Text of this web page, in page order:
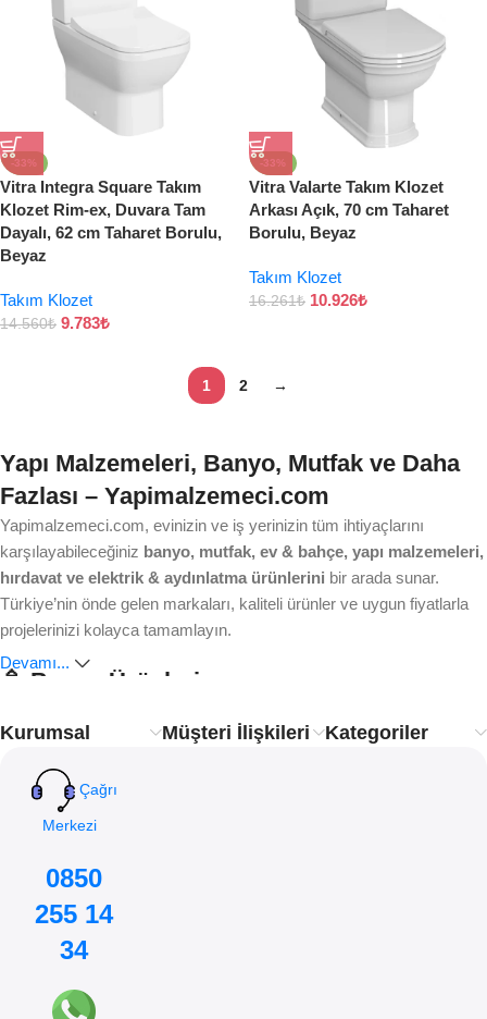
-33%
Vitra Integra Square Takım
Klozet Rim-ex, Duvara Tam
Dayalı, 62 cm Taharet Borulu,
Beyaz
Takım Klozet
14.560₺ 9.783₺
-33%
Vitra Valarte Takım Klozet
Arkası Açık, 70 cm Taharet
Borulu, Beyaz
Takım Klozet
16.261₺ 10.926₺
1 2 →
Yapı Malzemeleri, Banyo, Mutfak ve Daha
Fazlası – Yapimalzemeci.com
Yapimalzemeci.com, evinizin ve iş yerinizin tüm ihtiyaçlarını
karşılayabileceğiniz banyo, mutfak, ev & bahçe, yapı malzemeleri,
hırdavat ve elektrik & aydınlatma ürünlerini bir arada sunar.
Türkiye’nin önde gelen markaları, kaliteli ürünler ve uygun fiyatlarla
projelerinizi kolayca tamamlayın.
🚿 Banyo Ürünleri
Ankastre bataryalardan modern duş sistemlerine, lavabo ve
Estetik, dayanıklılık ve işlevsellik
🍴 Mutfak Ürünleri
Mutfakta hem pratik çözümler hem de şık tasarımlar arıyorsanız
doğru adrestesiniz. Eviye, mutfak bataryası ve aksesuar çeşitleriyle
mutfağınıza konfor katın.
🌿 Ev ve Bahçe
Devamı...
Kurumsal Müşteri İlişkileri Kategoriler
Çağrı
Merkezi
0850
255 14
34